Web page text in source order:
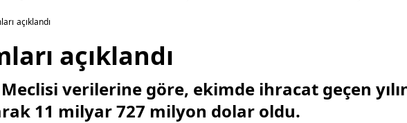
açıklandı
açıklandı
verilerine göre, ekimde ihracat geçen
11 milyar 727 milyon dolar oldu.